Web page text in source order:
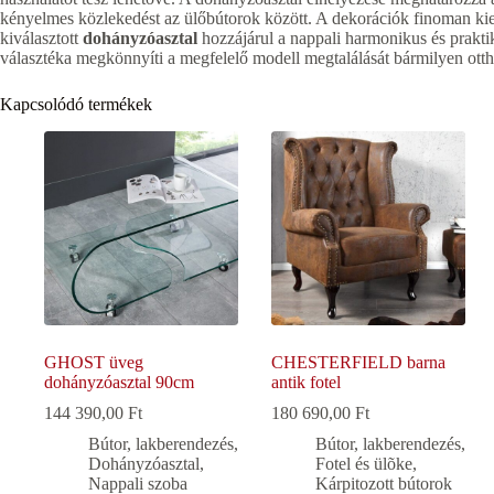
kényelmes közlekedést az ülőbútorok között. A dekorációk finoman
kiválasztott dohányzóasztal hozzájárul a nappali harmonikus és
választéka megkönnyíti a megfelelő modell megtalálását bármilyen
Kapcsolódó termékek
GHOST üveg
dohányzóasztal 90cm
144 390,00 Ft
Bútor, lakberendezés,
Dohányzóasztal,
Nappali szoba
CHESTERFIELD barna
antik fotel
180 690,00Ft
Bútor, lakberendezés,
Fotel és ülõke,
Kárpitozott bútorok